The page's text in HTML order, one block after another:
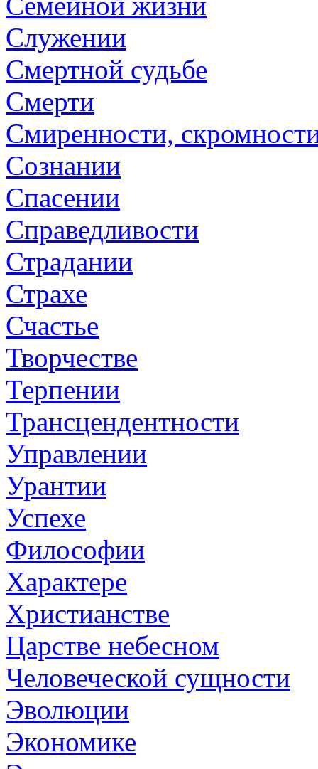
Служении
Смертной судьбе
Смерти
Смиренности,
Сознании
Спасении
Справедливости
Страдании
Страхе
Счастье
Творчестве
Терпении
Трансцендентности
Управлении
Урантии
Успехе
Философии
Характере
Христианстве
Царстве небесном
Человеческой сущности
Эволюции
Экономике